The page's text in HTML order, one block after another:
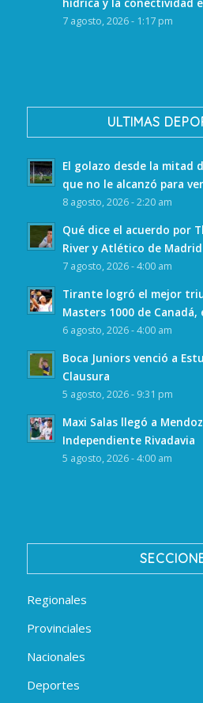
7 agosto, 2026 - 1:17 pm
ULTIMAS
El golazo desde la mitad
que no le alcanzó para
8 agosto, 2026 - 2:20 am
Qué dice el acuerdo por
River y Atlético de Madrid
7 agosto, 2026 - 4:00 am
Tirante logró el mejor
Masters 1000 de
6 agosto, 2026 - 4:00 am
Boca Juniors venció a
Clausura
5 agosto, 2026 - 9:31 pm
Maxi Salas llegó a
Independiente Rivadavia
5 agosto, 2026 - 4:00 am
Regionales
Provinciales
Nacionales
Deportes